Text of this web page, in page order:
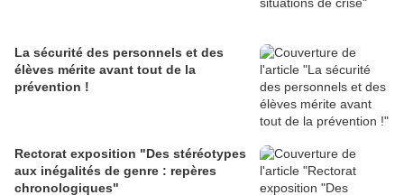
La sécurité des personnels et des
élèves mérite avant tout de la
prévention !
Rectorat exposition "Des stéréotypes
aux inégalités de genre : repères
chronologiques"